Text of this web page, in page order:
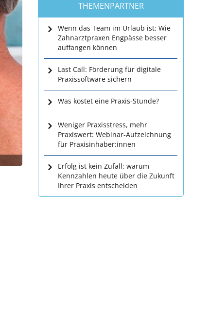
THEMENPARTNER
Wenn das Team im Urlaub ist: Wie
Zahnarztpraxen Engpässe besser
auffangen können
Last Call: Förderung für digitale
Praxissoftware sichern
Was kostet eine Praxis-Stunde?
Weniger Praxisstress, mehr
Praxiswert: Webinar-Aufzeichnung
für Praxisinhaber:innen
Erfolg ist kein Zufall: warum
Kennzahlen heute über die Zukunft
Ihrer Praxis entscheiden